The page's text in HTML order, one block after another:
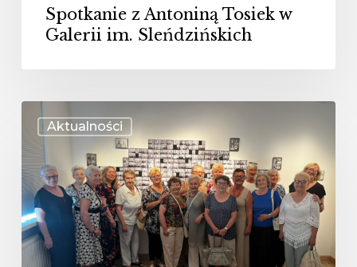
Spotkanie z Antoniną Tosiek w
Galerii im. Sleńdzińskich
Aktualności
„Fastowskie”
spotkanie
w
Galerii
im.
Sleńdzińskich